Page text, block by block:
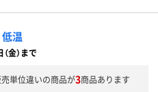
温
金）まで
売単位違いの商品が3商品あります